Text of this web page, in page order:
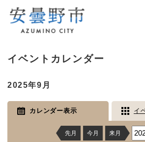
メニューを飛ばして本文
文
イベントカレンダー
2025年9月
カレンダー表示 イ
先月 今月 来月